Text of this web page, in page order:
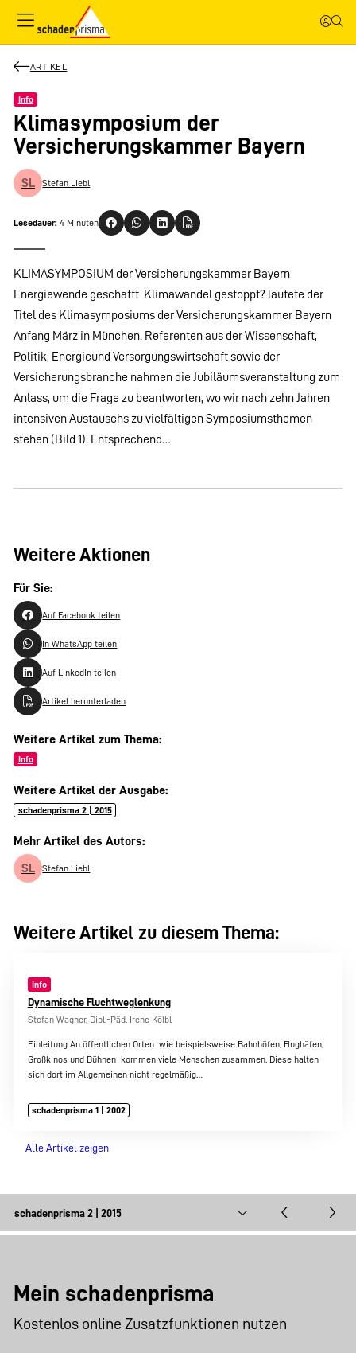
ARTIKEL
Info
Klimasymposium der
Versicherungskammer Bayern
SL Stefan Liebl
Lesedauer: 4 Minuten
KLIMASYMPOSIUM der Versicherungskammer Bayern
Energiewende geschafft  Klimawandel gestoppt? lautete der
Titel des Klimasymposiums der Versicherungskammer Bayern
Anfang März in München. Referenten aus der Wissenschaft,
Politik, Energieund Versorgungswirtschaft sowie der
Versicherungsbranche nahmen die Jubiläumsveranstaltung zum
Anlass, um die Frage zu beantworten, wo wir nach zehn Jahren
intensiven Austauschs zu vielfältigen Symposiumsthemen
stehen (Bild 1). Entsprechend…
Weitere Aktionen
Für Sie:
Auf Facebook teilen
In WhatsApp teilen
Auf LinkedIn teilen
Artikel herunterladen
Weitere Artikel zum Thema:
Info
Weitere Artikel der Ausgabe:
schadenprisma 2 | 2015
Mehr Artikel des Autors:
SL Stefan Liebl
Weitere Artikel zu diesem Thema:
Info
Dynamische Fluchtweglenkung
Stefan Wagner, Dipl.-Päd. Irene Kölbl
Einleitung An öffentlichen Orten  wie beispielsweise Bahnhöfen, Flughäfen,
Großkinos und Bühnen  kommen viele Menschen zusammen. Diese halten
sich dort im Allgemeinen nicht regelmäßig…
schadenprisma 1 | 2002
Alle Artikel zeigen
Mein schadenprisma
Kostenlos online Zusatzfunktionen nutzen